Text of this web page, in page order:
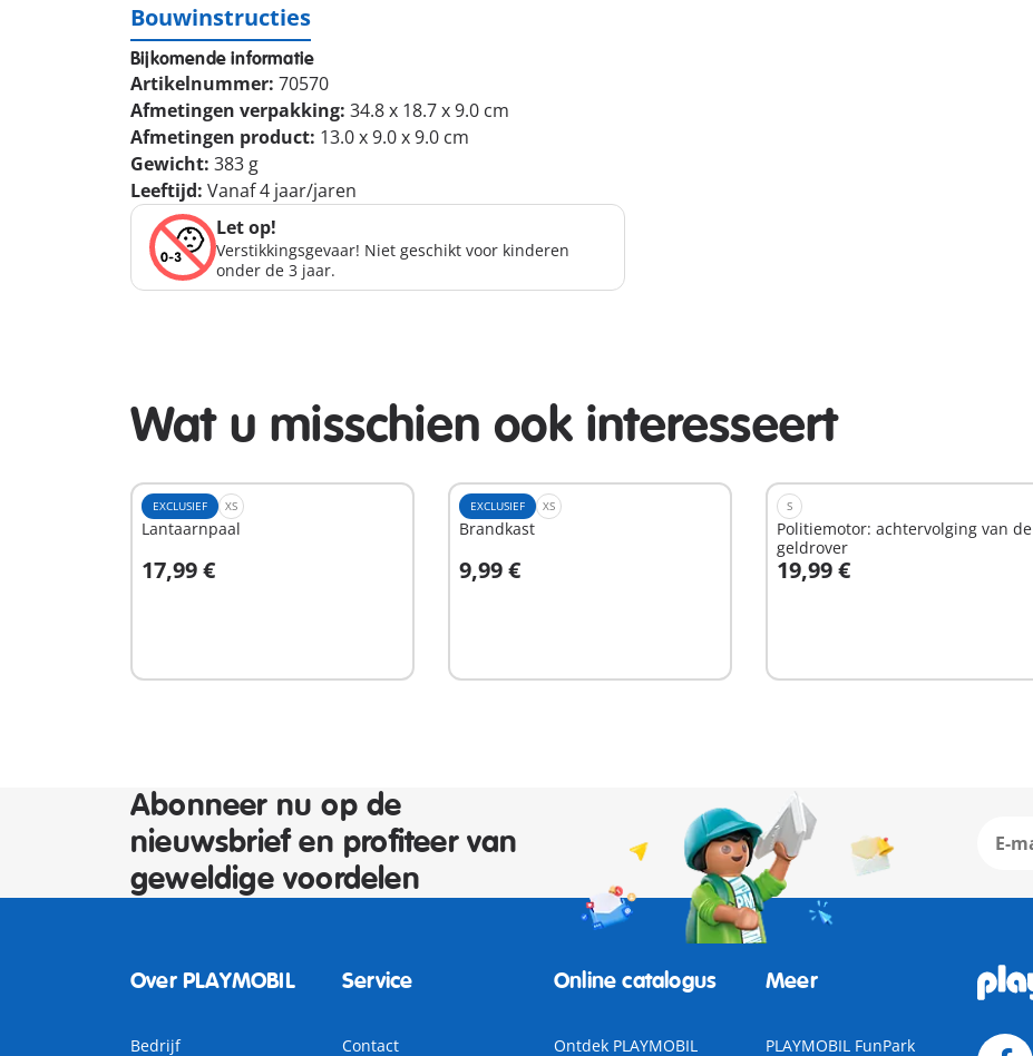
Bouwinstructies
Bijkomende informatie
Artikelnummer: 70570
Afmetingen verpakking: 34.8 x 18.7 x 9.0 cm
Afmetingen product: 13.0 x 9.0 x 9.0 cm
Gewicht: 383 g
Leeftijd: Vanaf 4 jaar/jaren
Let op!
Verstikkingsgevaar! Niet geschikt voor kinderen
onder de 3 jaar.
Wat u misschien ook interesseert
EXCLUSIEF XS
Lantaarnpaal
17,99 €
In winkelwagen
EXCLUSIEF XS
Brandkast
9,99 €
In winkelwagen
S
Politiemotor: achtervolging van de
geldrover
19,99 €
In winkelwagen
Abonneer nu op de
nieuwsbrief en profiteer van
geweldige voordelen
Over PLAYMOBIL
Bedrijf
Service
Contact
Online catalogus
Ontdek PLAYMOBIL
Meer
PLAYMOBIL FunPark